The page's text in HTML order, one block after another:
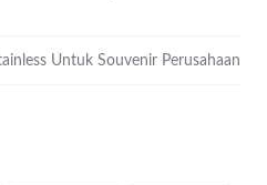
Untuk Souvenir Perusahaan